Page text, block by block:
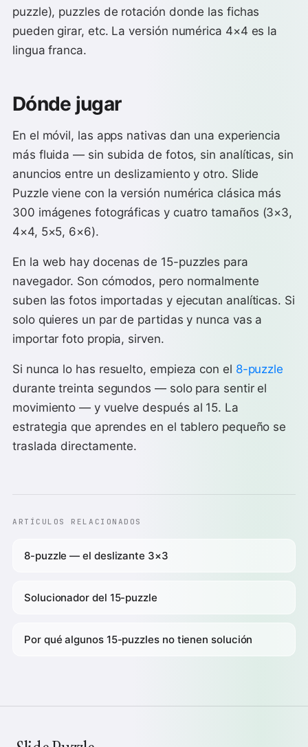
puzzle), puzzles de rotación donde las fichas
pueden girar, etc. La versión numérica 4×4 es la
lingua franca.
Dónde jugar
En el móvil, las apps nativas dan una experiencia
más fluida — sin subida de fotos, sin analíticas, sin
anuncios entre un deslizamiento y otro. Slide
Puzzle viene con la versión numérica clásica más
300 imágenes fotográficas y cuatro tamaños (3×3,
4×4, 5×5, 6×6).
En la web hay docenas de 15-puzzles para
navegador. Son cómodos, pero normalmente
suben las fotos importadas y ejecutan analíticas. Si
solo quieres un par de partidas y nunca vas a
importar foto propia, sirven.
Si nunca lo has resuelto, empieza con el 8-puzzle
durante treinta segundos — solo para sentir el
movimiento — y vuelve después al 15. La
estrategia que aprendes en el tablero pequeño se
traslada directamente.
ARTÍCULOS RELACIONADOS
8-puzzle — el deslizante 3×3
Solucionador del 15-puzzle
Por qué algunos 15-puzzles no tienen solución